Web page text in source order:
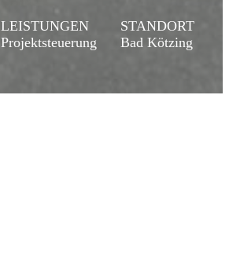
LEISTUNGEN
Projektsteuerung
STANDORT
Bad Kötzing